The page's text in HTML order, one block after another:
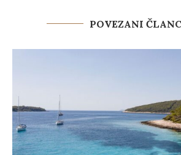
POVEZANI